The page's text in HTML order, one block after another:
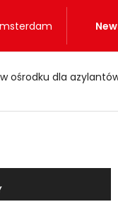
dla azylantów!